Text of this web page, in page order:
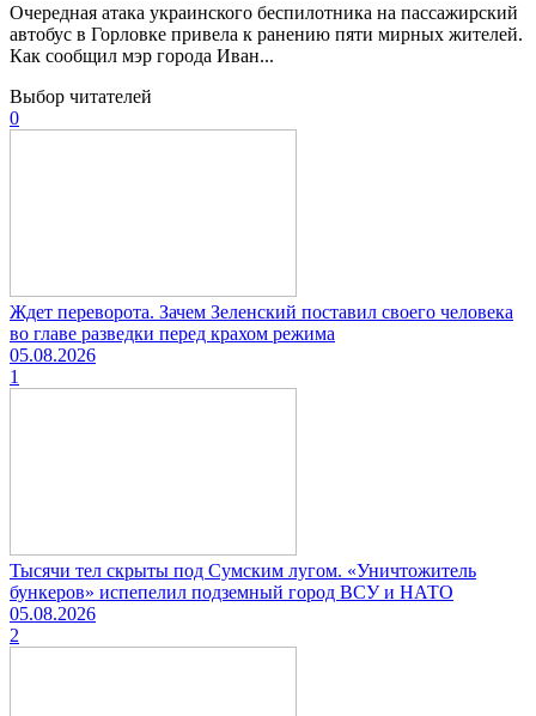
Очередная атака украинского беспилотника на пассажирский
автобус в Горловке привела к ранению пяти мирных жителей.
Как сообщил мэр города Иван...
Выбор читателей
0
Ждет переворота. Зачем Зеленский поставил своего человека
во главе разведки перед крахом режима
05.08.2026
1
Тысячи тел скрыты под Сумским лугом. «Уничтожитель
бункеров» испепелил подземный город ВСУ и НАТО
05.08.2026
2